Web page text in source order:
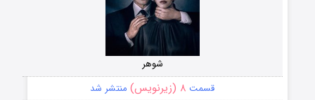
شوهر
قسمت ۸ (زیرنویس) منتشر شد